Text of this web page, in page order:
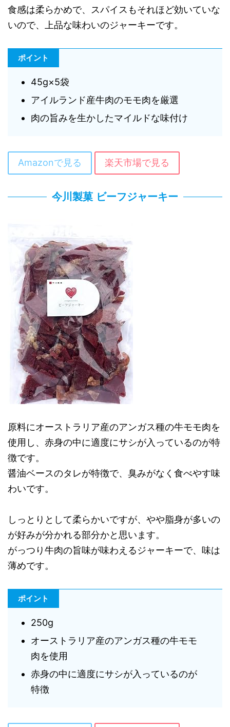
食感は柔らかめで、スパイスもそれほど効いていな
いので、上品な味わいのジャーキーです。
ポイント
45g×5袋
アイルランド産牛肉のモモ肉を厳選
肉の旨みを生かしたマイルドな味付け
Amazonで見る 楽天市場で見る
今川製菓 ビーフジャーキー
原料にオーストラリア産のアンガス種の牛モモ肉を
使用し、赤身の中に適度にサシが入っているのが特
徴です。
醤油ベースのタレが特徴で、臭みがなく食べやす味
わいです。
しっとりとして柔らかいですが、やや脂身が多いの
が好みが分かれる部分かと思います。
がっつり牛肉の旨味が味わえるジャーキーで、味は
薄めです。
ポイント
250g
オーストラリア産のアンガス種の牛モモ
肉を使用
赤身の中に適度にサシが入っているのが
特徴